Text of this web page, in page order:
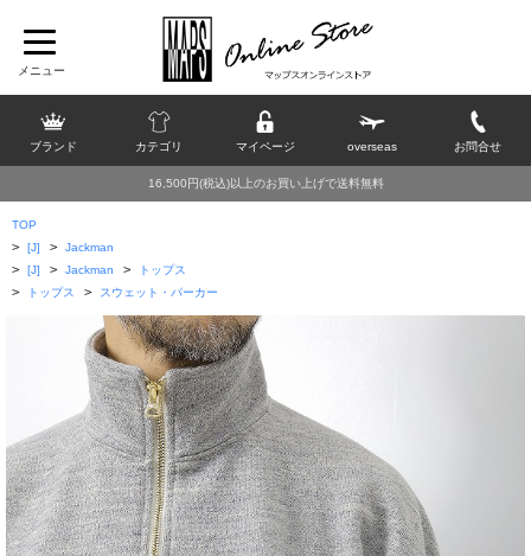
ブランド カテゴリ マイページ overseas お問合せ
16,500円(税込)以上のお買い上げで送料無料
TOP
> [J] > Jackman
> [J] > Jackman > トップス
> トップス > スウェット・パーカー